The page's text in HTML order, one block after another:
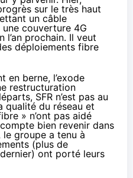
sur le très haut
un câble
couverture 4G
l’an prochain. Il veut
déploiements fibre
en berne, l’exode
restructuration
SFR n’est pas au
qualité du réseau et
» n’ont pas aidé
compte bien revenir dans
groupe a tenu à
(plus de
dernier) ont porté leurs